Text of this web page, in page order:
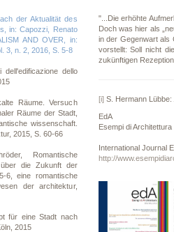
der Aktualität des
in: Capozzi, Renato
AND OVER, in:
3, n. 2, 2016, S. 5-8
dello
Räume. Versuch
Räume der Stadt,
wissenschaft.
2015, S. 60-66
Romantische
die Zukunft der
6, eine romantische
der architektur,
für eine Stadt nach
2015
"...Die erhöhte
Doch was hier als
in der Gegenwart als
vorstellt: Soll nicht
zukünftigen
[i]S. Hermann Lübbe:
EdA
Esempi di Architettura
International Journal
http://